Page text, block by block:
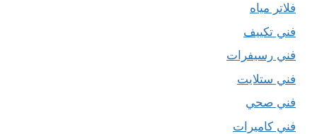
فلاتر مياه
فني تكييف
فني رسيفرات
فني ستلايت
فني صحي
فني كاميرات